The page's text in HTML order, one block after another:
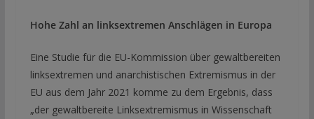
Hohe Zahl an linksextremen Anschlägen in Europa
Eine Studie für die EU-Kommission über gewaltbereiten
linksextremen und anarchistischen Extremismus in der
EU aus dem Jahr 2021 komme zu dem Ergebnis, dass
„der gewaltbereite Linksextremismus in Wissenschaft